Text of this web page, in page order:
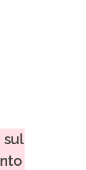
sul